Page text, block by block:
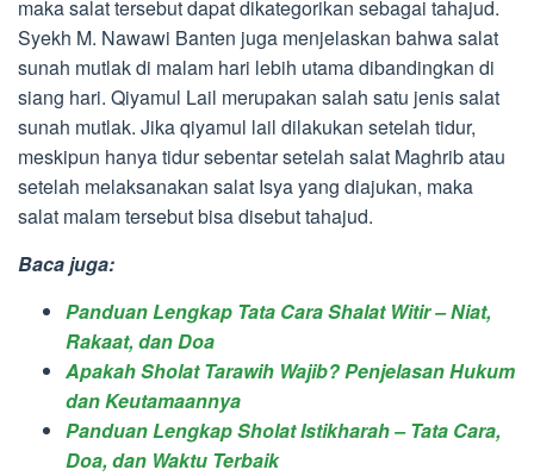
maka salat tersebut dapat dikategorikan sebagai tahajud.
Syekh M. Nawawi Banten juga menjelaskan bahwa salat
sunah mutlak di malam hari lebih utama dibandingkan di
siang hari. Qiyamul Lail merupakan salah satu jenis salat
sunah mutlak. Jika qiyamul lail dilakukan setelah tidur,
meskipun hanya tidur sebentar setelah salat Maghrib atau
setelah melaksanakan salat Isya yang diajukan, maka
salat malam tersebut bisa disebut tahajud.
Baca juga:
Panduan Lengkap Tata Cara Shalat Witir – Niat,
Rakaat, dan Doa
Apakah Sholat Tarawih Wajib? Penjelasan Hukum
dan Keutamaannya
Panduan Lengkap Sholat Istikharah – Tata Cara,
Doa, dan Waktu Terbaik